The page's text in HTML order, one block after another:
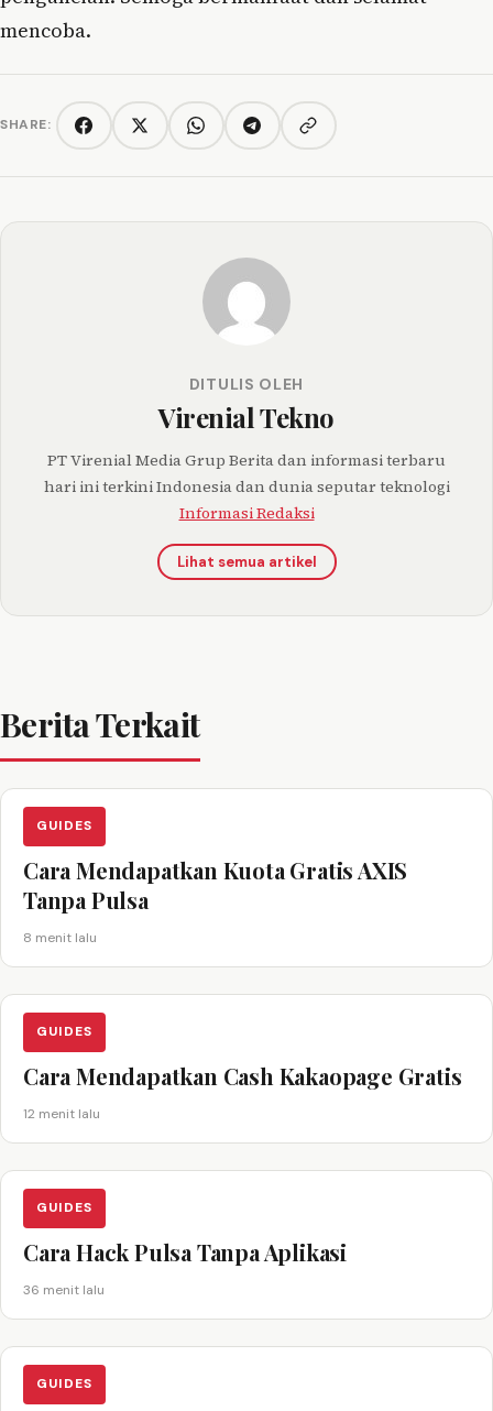
mencoba.
SHARE: FacebookTwitter/XWhatsAppTelegramCopy link
DITULIS OLEH
Virenial Tekno
PT Virenial Media Grup Berita dan informasi terbaru
hari ini terkini Indonesia dan dunia seputar teknologi
Informasi Redaksi
Lihat semua artikel
Berita Terkait
GUIDES
Cara Mendapatkan Kuota Gratis AXIS
Tanpa Pulsa
8 menit lalu
GUIDES
Cara Mendapatkan Cash Kakaopage Gratis
12 menit lalu
GUIDES
Cara Hack Pulsa Tanpa Aplikasi
36 menit lalu
GUIDES